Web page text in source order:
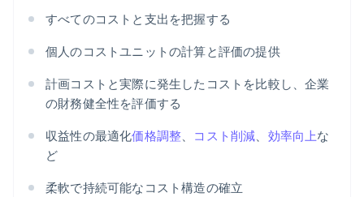
すべてのコストと支出を把握する
個人のコストユニットの計算と評価の提供
計画コストと実際に発生したコストを比較し、企業
の財務健全性を評価する
収益性の最適化価格調整、 コスト削減、 効率向上な
ど
柔軟で持続可能なコスト構造の確立